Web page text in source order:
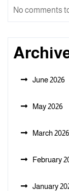
No comments
June 2026
May 2026
March 2026
February
January